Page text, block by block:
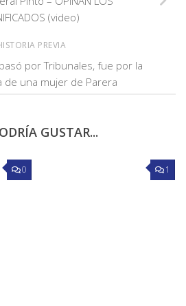
(video)
PREVIA
por Tribunales, fue por la
de una mujer de Parera
GUSTAR...
0 1